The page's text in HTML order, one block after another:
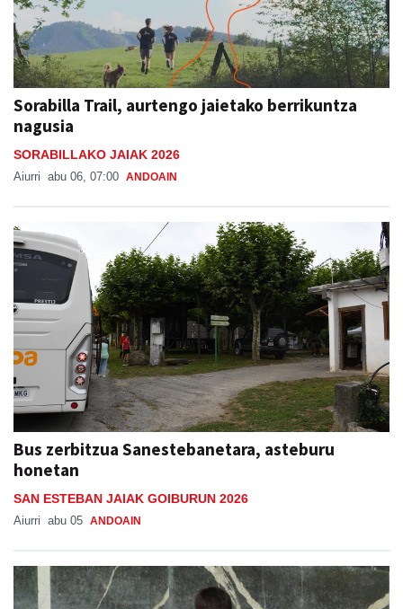
Sorabilla Trail, aurtengo jaietako berrikuntza
nagusia
SORABILLAKO JAIAK 2026
Aiurri abu 06, 07:00 ANDOAIN
Bus zerbitzua Sanestebanetara, asteburu
honetan
SAN ESTEBAN JAIAK GOIBURUN 2026
Aiurri abu 05 ANDOAIN